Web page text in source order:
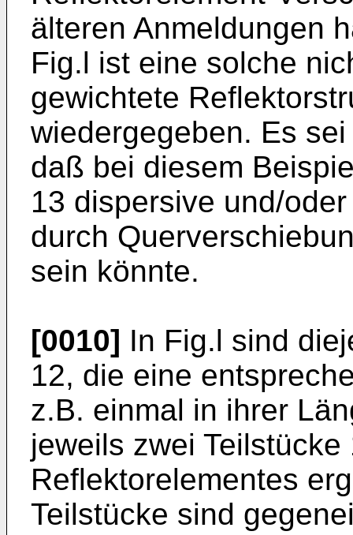
älteren Anmeldungen
Fig.l ist eine solche
gewichtete
wiedergegeben. Es
daß bei diesem
13 dispersive und/
durch
sein könnte.
[0010] In Fig.l sind
12, die eine
z.B. einmal in ihrer
jeweils zwei Teilstücke
Reflektorelementes
Teilstücke sind